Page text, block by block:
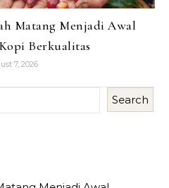
Matang Menjadi Awal
Berkualitas
7, 2026
Search